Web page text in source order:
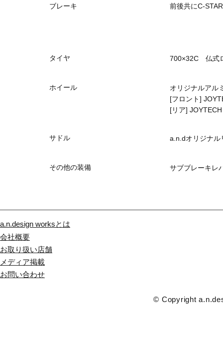
ブレーキ 前後共にC-
タイヤ 700×32C 仏式
ホイール
オリジナルアル
[フロント]
[リア]
サドル a.n.dオリジナル
その他の装備 サブブレーキレ
a.n.design worksとは
会社概要
お取り扱い店舗
メディア掲載
​お問い合わせ
© Copyright